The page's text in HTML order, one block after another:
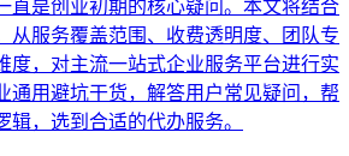
直是创业初期的核心疑问。本文将结合
从服务覆盖范围、收费透明度、团队专
度，对主流一站式企业服务平台进行实
通用避坑干货，解答用户常见疑问，帮
，选到合适的代办服务。